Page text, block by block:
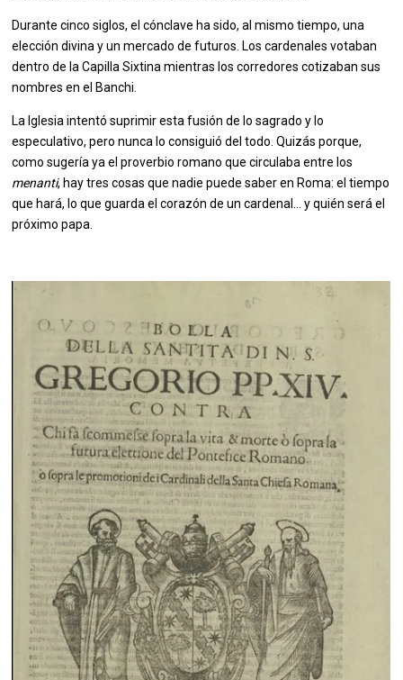
Durante cinco siglos, el cónclave ha sido, al mismo tiempo, una
elección divina y un mercado de futuros. Los cardenales votaban
dentro de la Capilla Sixtina mientras los corredores cotizaban sus
nombres en el Banchi.
La Iglesia intentó suprimir esta fusión de lo sagrado y lo
especulativo, pero nunca lo consiguió del todo. Quizás porque,
como sugería ya el proverbio romano que circulaba entre los
menanti, hay tres cosas que nadie puede saber en Roma: el tiempo
que hará, lo que guarda el corazón de un cardenal... y quién será el
próximo papa.